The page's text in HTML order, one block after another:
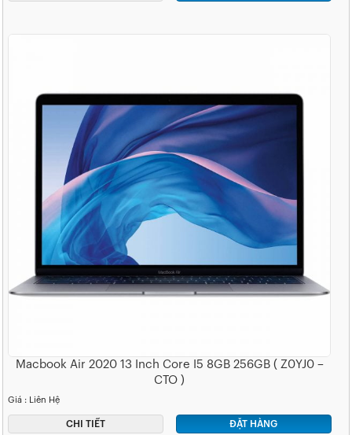
Macbook Air 2020 13 Inch Core I5 8GB 256GB ( Z0YJ0 –
CTO )
Giá : Liên Hệ
CHI TIẾT ĐẶT HÀNG